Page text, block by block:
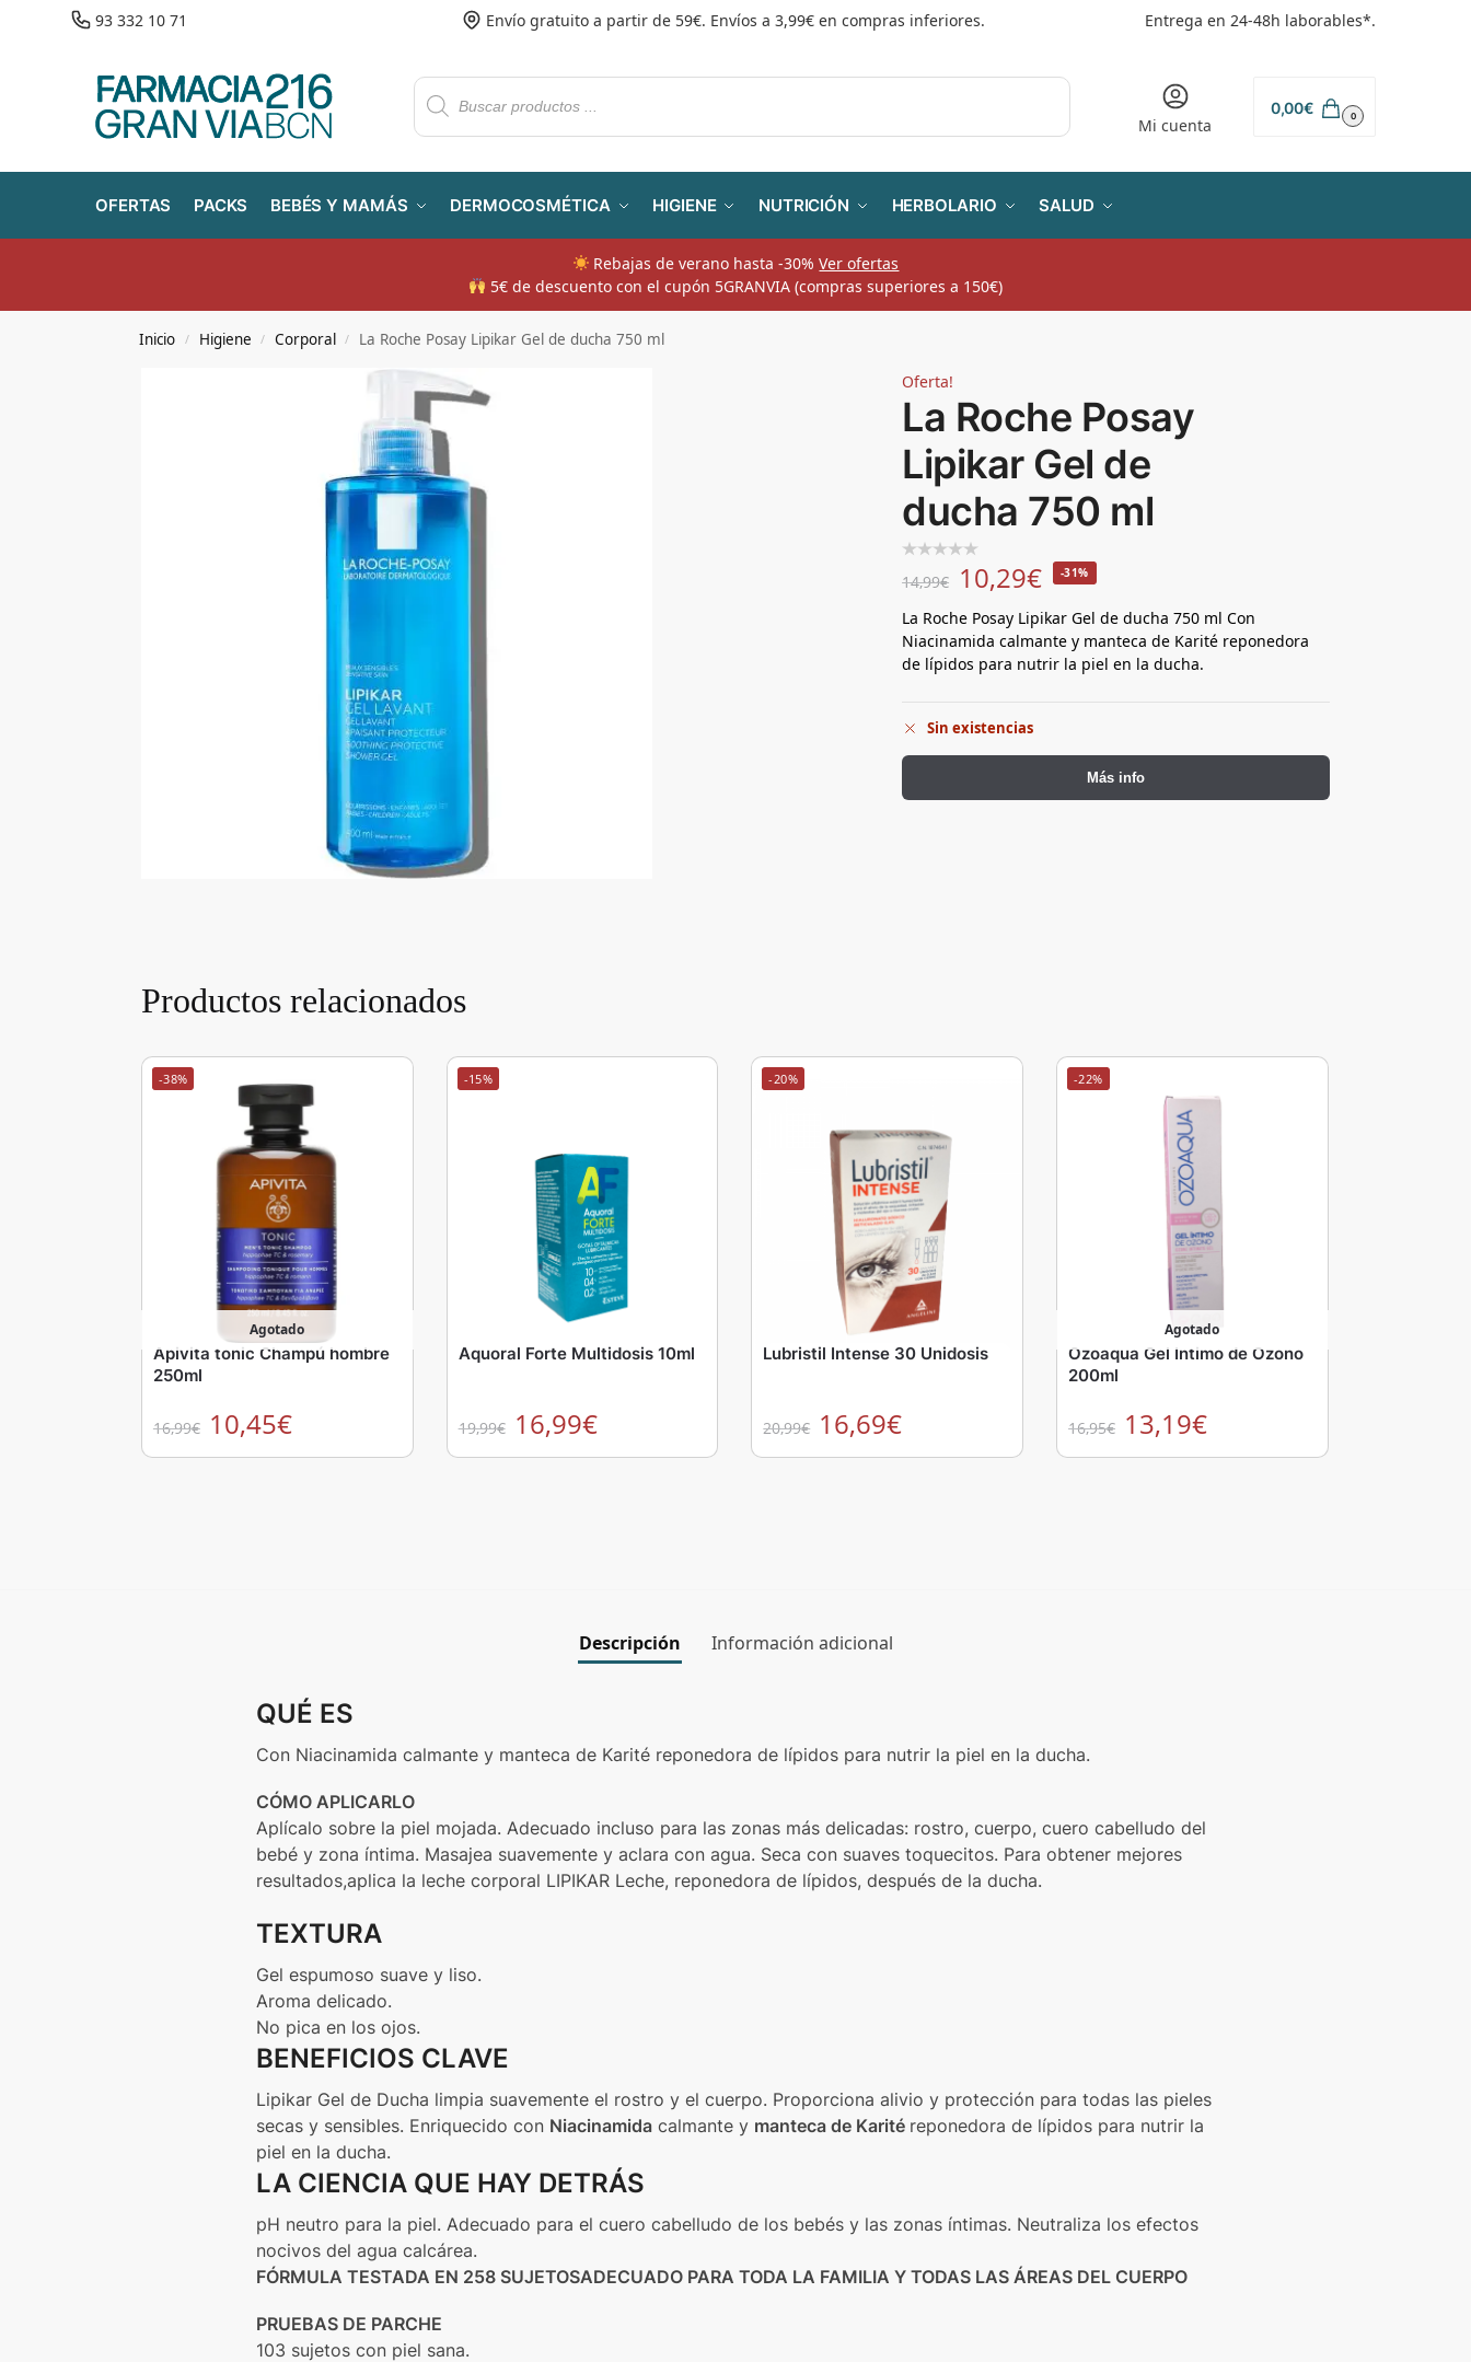
93 332 10 71 Envío gratuito a partir de 59€. Envíos a 3,99€ en compras inferiores. Entrega en 24-48h laborables*.
Mi cuenta
0,00€ 0
OFERTAS PACKS BEBÉS Y MAMÁS DERMOCOSMÉTICA HIGIENE NUTRICIÓN HERBOLARIO SALUD
Rebajas de verano hasta -30%Ver ofertas
​ 5€ de descuento con el cupón 5GRANVIA (compras superiores a 150€)
Inicio / Higiene / Corporal / La Roche Posay Lipikar Gel de ducha 750 ml
Oferta!
La Roche Posay
Lipikar Gel de
ducha 750 ml
14,99€ 10,29€ -31%
La Roche Posay Lipikar Gel de ducha 750 ml Con
Niacinamida calmante y manteca de Karité reponedora
de lípidos para nutrir la piel en la ducha.
Sin existencias
Más info
Productos relacionados
-38%
Agotado
Apivita tonic Champú hombre
250ml
16,99€ 10,45€
-15%
Aquoral Forte Multidosis 10ml
19,99€ 16,99€
-20%
Lubristil Intense 30 Unidosis
20,99€ 16,69€
-22%
Agotado
Ozoaqua Gel Intimo de Ozono
200ml
16,95€ 13,19€
Descripción Información adicional
QUÉ ES
Con Niacinamida calmante y manteca de Karité reponedora de lípidos para nutrir la piel en la ducha.
CÓMO APLICARLO
Aplícalo sobre la piel mojada. Adecuado incluso para las zonas más delicadas: rostro, cuerpo, cuero cabelludo del
bebé y zona íntima. Masajea suavemente y aclara con agua. Seca con suaves toquecitos. Para obtener mejores
resultados,aplica la leche corporal LIPIKAR Leche, reponedora de lípidos, después de la ducha.
TEXTURA
Gel espumoso suave y liso.
Aroma delicado.
No pica en los ojos.
BENEFICIOS CLAVE
Lipikar Gel de Ducha limpia suavemente el rostro y el cuerpo. Proporciona alivio y protección para todas las pieles
secas y sensibles. Enriquecido con Niacinamidacalmante y manteca de Karité reponedora de lípidos para nutrir la
piel en la ducha.
LA CIENCIA QUE HAY DETRÁS
pH neutro para la piel. Adecuado para el cuero cabelludo de los bebés y las zonas íntimas. Neutraliza los efectos
nocivos del agua calcárea.
FÓRMULA TESTADA EN 258 SUJETOSADECUADO PARA TODA LA FAMILIA Y TODAS LAS ÁREAS DEL CUERPO
PRUEBAS DE PARCHE
103 sujetos con piel sana.